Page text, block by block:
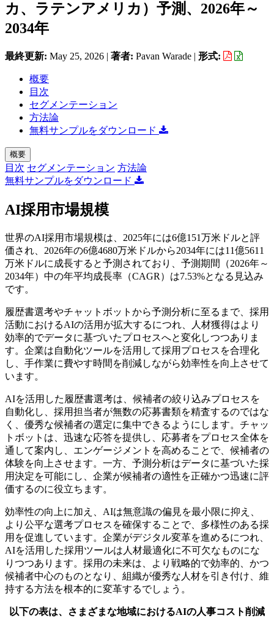
カ、ラテンアメリカ）予測、2026年～
2034年
最終更新: May 25, 2026 | 著者: Pavan Warade | 形式:
概要
目次
セグメンテーション
方法論
無料サンプルをダウンロード
概要
目次 セグメンテーション 方法論
無料サンプルをダウンロード
AI採用市場規模
世界のAI採用市場規模は、2025年には6億151万米ドルと評
価され、2026年の6億4680万米ドルから2034年には11億5611
万米ドルに成長すると予測されており、予測期間（2026年～
2034年）中の年平均成長率（CAGR）は7.53%となる見込み
です。
履歴書選考やチャットボットから予測分析に至るまで、採用
活動におけるAIの活用が拡大するにつれ、人材獲得はより
効率的でデータに基づいたプロセスへと変化しつつありま
す。企業は自動化ツールを活用して採用プロセスを合理化
し、手作業に費やす時間を削減しながら効率性を向上させて
います。
AIを活用した履歴書選考は、候補者の絞り込みプロセスを
自動化し、採用担当者が無数の応募書類を精査するのではな
く、優秀な候補者の選定に集中できるようにします。チャッ
トボットは、迅速な応答を提供し、応募者をプロセス全体を
通して案内し、エンゲージメントを高めることで、候補者の
体験を向上させます。一方、予測分析はデータに基づいた採
用決定を可能にし、企業が候補者の適性を正確かつ迅速に評
価するのに役立ちます。
効率性の向上に加え、AIは無意識の偏見を最小限に抑え、
より公平な選考プロセスを確保することで、多様性のある採
用を促進しています。企業がデジタル変革を進めるにつれ、
AIを活用した採用ツールは人材最適化に不可欠なものにな
りつつあります。採用の未来は、より戦略的で効率的、かつ
候補者中心のものとなり、組織が優秀な人材を引き付け、維
持する方法を根本的に変革するでしょう。
以下の表は、さまざまな地域におけるAIの人事コスト削減